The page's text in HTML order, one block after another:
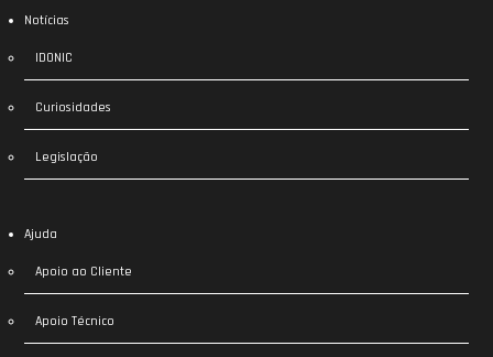
Notícias
IDONIC
Curiosidades
Legislação
Ajuda
Apoio ao Cliente
Apoio Técnico